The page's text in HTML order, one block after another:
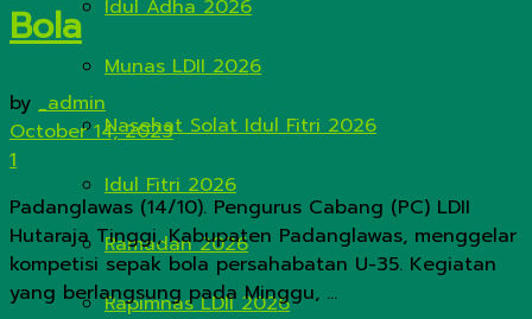
Idul Adha 2026
Munas LDII 2026
Nasehat Solat Idul Fitri 2026
Idul Fitri 2026
Ramadan 2026
Rapimnas LDII 2026
Bola
by _admin
October 14, 2023
1
Padanglawas (14/10). Pengurus Cabang (PC) LDII
Hutaraja Tinggi, Kabupaten Padanglawas, menggelar
kompetisi sepak bola persahabatan U-35. Kegiatan
yang berlangsung pada Minggu, ...